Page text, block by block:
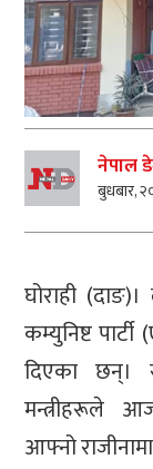
नेपाल
बुधबार,
घोराही
कम्युनिष्ट
दिएका छन्।
मन्त्रीहरूले
आफ्नो